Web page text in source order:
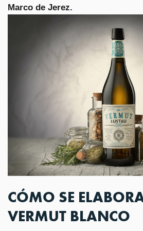
Marco de Jerez.
CÓMO SE
VERMUT BLANCO